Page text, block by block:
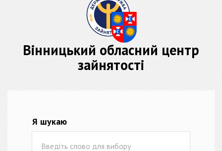
Вінницький обласний центр
зайнятості
Я шукаю